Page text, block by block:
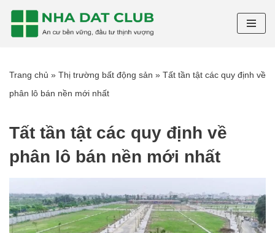
Chuyển
nội
dung
Trang chủ » Thị trường bất động sản » Tất tần tật các quy định về
phân lô bán nền mới nhất
Tất tần tật các quy định về
phân lô bán nền mới nhất